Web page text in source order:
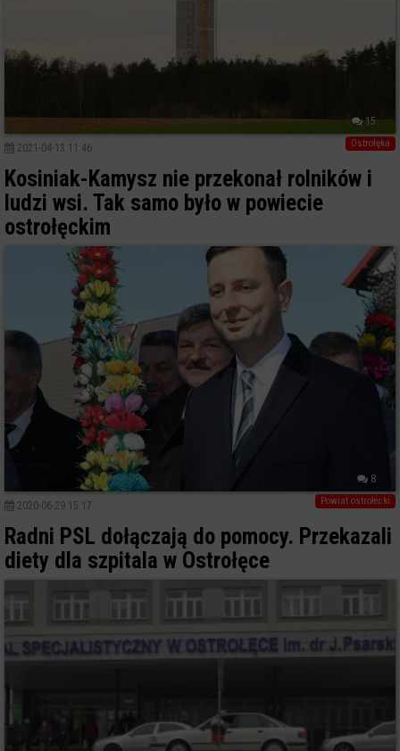
15
Ostrołęka
2021-04-13 11:46
Kosiniak-Kamysz nie przekonał rolników i
ludzi wsi. Tak samo było w powiecie
ostrołęckim
8
Powiat ostrołecki
2020-06-29 15:17
Radni PSL dołączają do pomocy. Przekazali
diety dla szpitala w Ostrołęce